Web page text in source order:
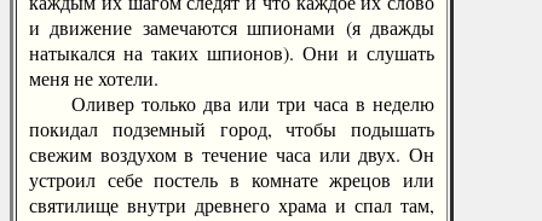
и движение замечаются шпионами (я дважды
натыкался на таких шпионов). Они и слушать
меня не хотели.
Оливер только два или три часа в неделю
покидал подземный город, чтобы подышать
свежим воздухом в течение часа или двух. Он
устроил себе постель в комнате жрецов или
святилище внутри древнего храма и спал там,